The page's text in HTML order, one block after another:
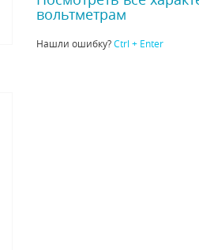
вольтметрам
Нашли ошибку?Ctrl + Enter